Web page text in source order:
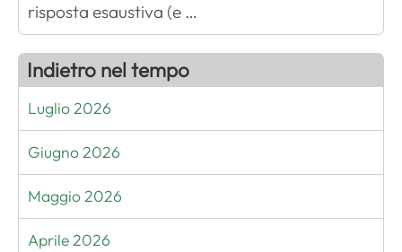
risposta esaustiva (e …
Indietro nel tempo
Luglio 2026
Giugno 2026
Maggio 2026
Aprile 2026